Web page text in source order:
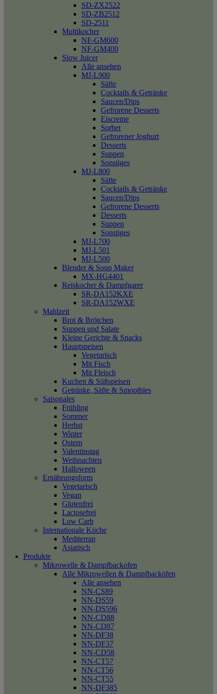
SD-ZX2522
SD-ZB2512
SD-2511
Multikocher
NF-GM600
NF-GM400
Slow Juicer
Alle ansehen
MJ-L900
Säfte
Cocktails & Getränke
Saucen/Dips
Gefrorene Desserts
Eiscreme
Sorbet
Gefrorener Joghurt
Desserts
Suppen
Sonstiges
MJ-L800
Säfte
Cocktails & Getränke
Saucen/Dips
Gefrorene Desserts
Desserts
Suppen
Sonstiges
MJ-L700
MJ-L501
MJ-L500
Blender & Soup Maker
MX-HG4401
Reiskocher & Dampfgarer
SR-DA152KXE
SR-DA152WXE
Mahlzeit
Brot & Brötchen
Suppen und Salate
Kleine Gerichte & Snacks
Hauptspeisen
Vegetarisch
Mit Fisch
Mit Fleisch
Kuchen & Süßspeisen
Getränke, Säfte & Smoothies
Saisonales
Frühling
Sommer
Herbst
Winter
Ostern
Valentinstag
Weihnachten
Halloween
Ernährungsform
Vegetarisch
Vegan
Glutenfrei
Lactosefrei
Low Carb
Internationale Küche
Mediterran
Asiatisch
Produkte
Mikrowelle & Dampfbackofen
Alle Mikrowellen & Dampfbacköfen
Alle ansehen
NN-CS89
NN-DS59
NN-DS596
NN-CD88
NN-CD87
NN-DF38
NN-DF37
NN-CD58
NN-CT57
NN-CT56
NN-CT55
NN-DF385